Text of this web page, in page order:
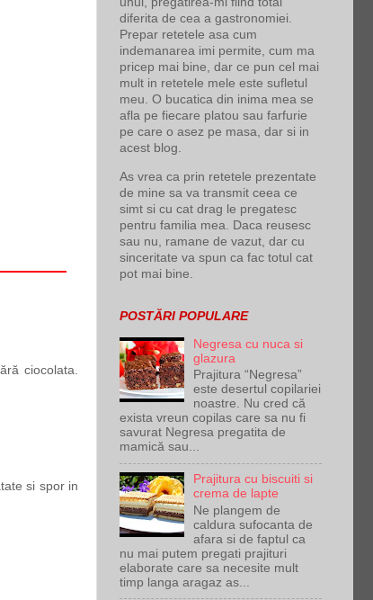
ciocolata.
si spor in
diferita de cea a gastronomiei.
Prepar retetele asa cum
indemanarea imi permite, cum ma
pricep mai bine, dar ce pun cel mai
mult in retetele mele este sufletul
meu. O bucatica din inima mea se
afla pe fiecare platou sau farfurie
pe care o asez pe masa, dar si in
acest blog.
As vrea ca prin retetele prezentate
de mine sa va transmit ceea ce
simt si cu cat drag le pregatesc
pentru familia mea. Daca reusesc
sau nu, ramane de vazut, dar cu
sinceritate va spun ca fac totul cat
pot mai bine.
POSTĂRI POPULARE
Negresa cu nuca si
glazura
Prajitura “Negresa”
este desertul copilariei
noastre. Nu cred că
exista vreun copilas care sa nu fi
savurat Negresa pregatita de
mamică sau...
Prajitura cu biscuiti si
crema de lapte
Ne plangem de
caldura sufocanta de
afara si de faptul ca
nu mai putem pregati prajituri
elaborate care sa necesite mult
timp langa aragaz as...